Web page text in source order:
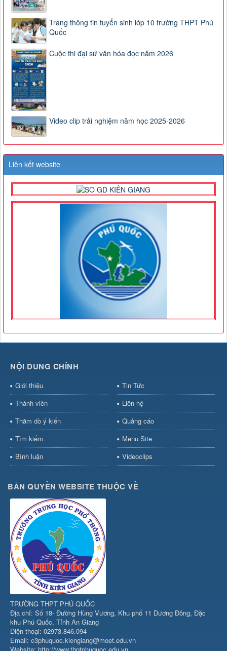
Trang thông tin tuyển sinh lớp 10 trường THPT Phú
Quốc
Cuộc thi đại sứ văn hóa đọc năm 2026
Video clip trải nghiệm năm học 2025-2026
Liên kết website
NỘI DUNG CHÍNH
Giới thiệu
Tin Tức
Thành viên
Liên hệ
Thăm dò ý kiến
Quảng cáo
Tìm kiếm
Menu Site
Bình luận
Videoclips
BẢN QUYỀN WEBSITE THUỘC VỀ
TRƯỜNG THPT PHÚ QUỐC
Địa chỉ: Số 18- Đường Hùng Vương, Khu phố 11 Dương Đông, Đặc
khu Phú Quốc, Tỉnh An Giang
Điện thoại: 02973.846.094
Email: c3phuquoc.kiengiang@moet.edu.vn
Website: http://www.thptphuquoc.edu.vn